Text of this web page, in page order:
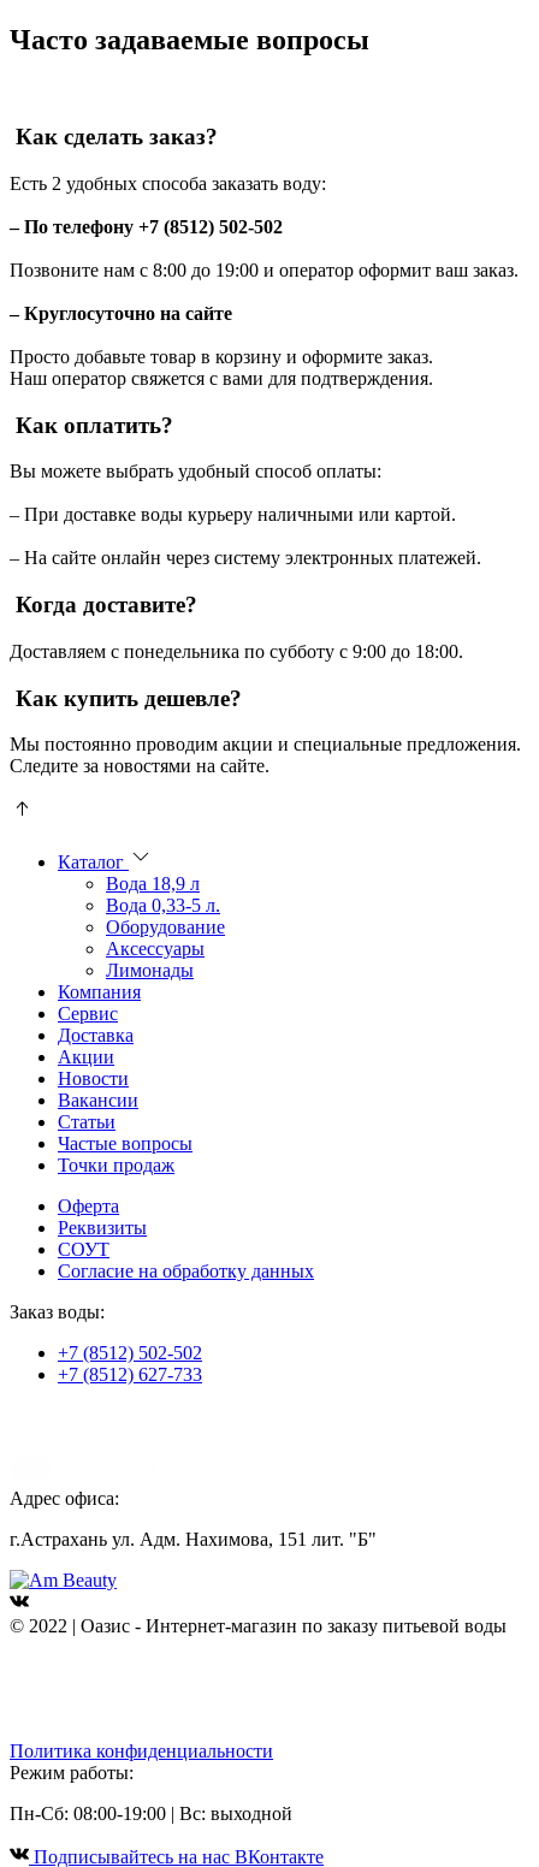
Часто задаваемые вопросы
Как сделать заказ?
Есть 2 удобных способа заказать воду:
– По телефону +7 (8512) 502-502
Позвоните нам с 8:00 до 19:00 и оператор оформит ваш заказ.
– Круглосуточно на сайте
Просто добавьте товар в корзину и оформите заказ.
Наш оператор свяжется с вами для подтверждения.
Как оплатить?
Вы можете выбрать удобный способ оплаты:
– При доставке воды курьеру наличными или картой.
– На сайте онлайн через систему электронных платежей.
Когда доставите?
Доставляем с понедельника по субботу с 9:00 до 18:00.
Как купить дешевле?
Мы постоянно проводим акции и специальные предложения.
Следите за новостями на сайте.
Пользователи
mellstroy
офіційний
сайты.
В
казино
встретить
казино
среди
обсуждаемых
тем.
Каталог
Вода 18,9 л
Вода 0,33-5 л.
Оборудование
Аксессуары
Лимонады
Компания
Сервис
Доставка
Акции
Новости
Вакансии
Статьи
Частые вопросы
Точки продаж
Оферта
Реквизиты
СОУТ
Согласие на обработку данных
Заказ воды:
+7 (8512) 502-502
+7 (8512) 627-733
Адрес офиса:
г.Астрахань ул. Адм. Нахимова, 151 лит. "Б"
© 2022 | Оазис - Интернет-магазин по заказу питьевой воды
Политика конфиденциальности
Режим работы:
Пн-Сб: 08:00-19:00 | Вс: выходной
Подписывайтесь на наc ВКонтакте